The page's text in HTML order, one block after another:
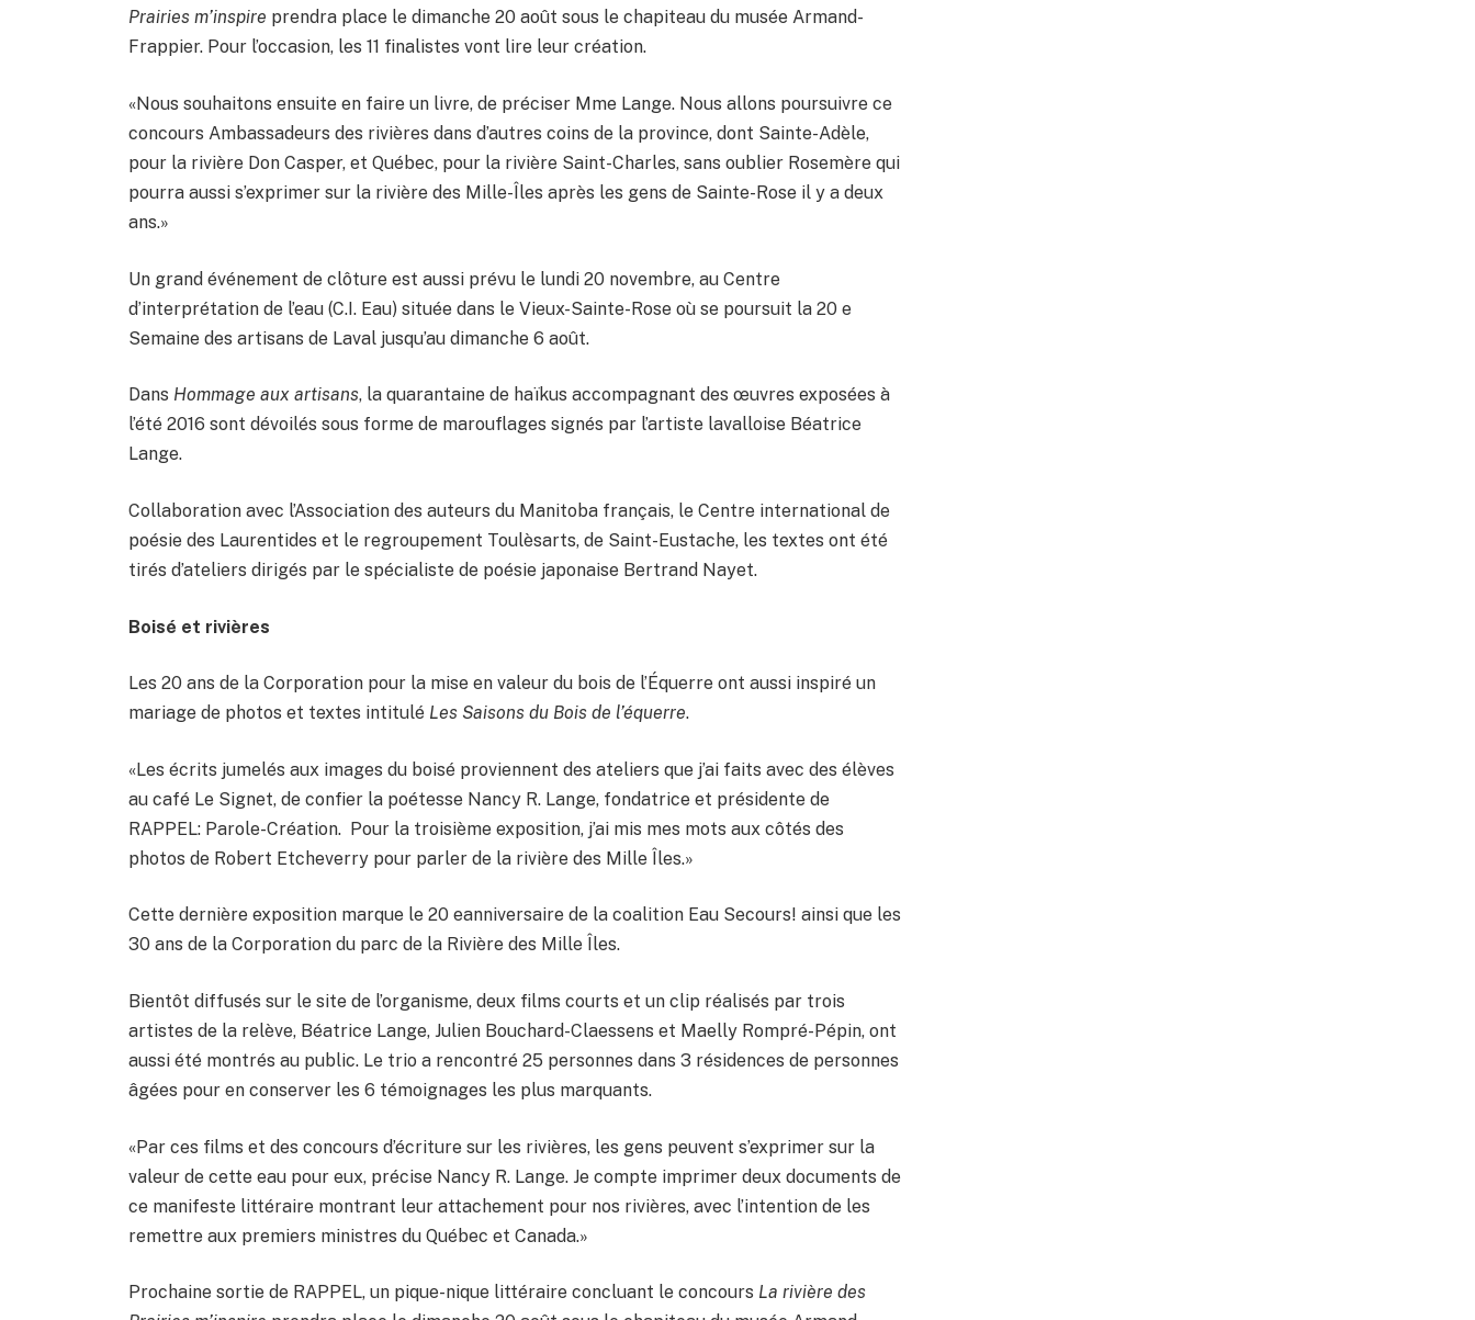
Prairies m’inspire prendra place le dimanche 20 août sous le chapiteau du musée Armand-
Frappier. Pour l’occasion, les 11 finalistes vont lire leur création.
«Nous souhaitons ensuite en faire un livre, de préciser Mme Lange. Nous allons poursuivre ce
concours Ambassadeurs des rivières dans d’autres coins de la province, dont Sainte-Adèle,
pour la rivière Don Casper, et Québec, pour la rivière Saint-Charles, sans oublier Rosemère qui
pourra aussi s’exprimer sur la rivière des Mille-Îles après les gens de Sainte-Rose il y a deux
ans.»
Un grand événement de clôture est aussi prévu le lundi 20 novembre, au Centre
d’interprétation de l’eau (C.I. Eau) située dans le Vieux-Sainte-Rose où se poursuit la 20 e
Semaine des artisans de Laval jusqu’au dimanche 6 août.
Dans Hommage aux artisans, la quarantaine de haïkus accompagnant des œuvres exposées à
l’été 2016 sont dévoilés sous forme de marouflages signés par l’artiste lavalloise Béatrice
Lange.
Collaboration avec l’Association des auteurs du Manitoba français, le Centre international de
poésie des Laurentides et le regroupement Toulèsarts, de Saint-Eustache, les textes ont été
tirés d’ateliers dirigés par le spécialiste de poésie japonaise Bertrand Nayet.
Boisé et rivières
Les 20 ans de la Corporation pour la mise en valeur du bois de l’Équerre ont aussi inspiré un
mariage de photos et textes intitulé Les Saisons du Bois de l’équerre.
«Les écrits jumelés aux images du boisé proviennent des ateliers que j’ai faits avec des élèves
au café Le Signet, de confier la poétesse Nancy R. Lange, fondatrice et présidente de
RAPPEL: Parole-Création. Pour la troisième exposition, j’ai mis mes mots aux côtés des
photos de Robert Etcheverry pour parler de la rivière des Mille Îles.»
Cette dernière exposition marque le 20 eanniversaire de la coalition Eau Secours! ainsi que les
30 ans de la Corporation du parc de la Rivière des Mille Îles.
Bientôt diffusés sur le site de l’organisme, deux films courts et un clip réalisés par trois
artistes de la relève, Béatrice Lange, Julien Bouchard-Claessens et Maelly Rompré-Pépin, ont
aussi été montrés au public. Le trio a rencontré 25 personnes dans 3 résidences de personnes
âgées pour en conserver les 6 témoignages les plus marquants.
«Par ces films et des concours d’écriture sur les rivières, les gens peuvent s’exprimer sur la
valeur de cette eau pour eux, précise Nancy R. Lange. Je compte imprimer deux documents de
ce manifeste littéraire montrant leur attachement pour nos rivières, avec l’intention de les
remettre aux premiers ministres du Québec et Canada.»
Prochaine sortie de RAPPEL, un pique-nique littéraire concluant le concours La rivière des